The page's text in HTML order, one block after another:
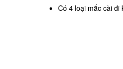
Có 4 loại mắc cài